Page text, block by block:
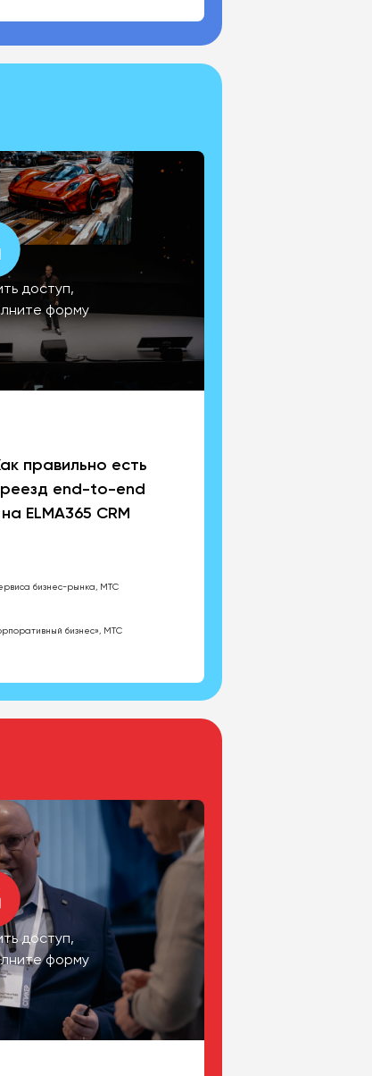
доступ,
форму
правильно есть
end-to-end
ELMA365 CRM
бизнес-рынка, МТС
бизнес», МТС
доступ,
форму